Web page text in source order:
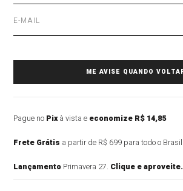
Pague no Pixà vista e economize R$ 14,85
Frete Grátis a partir de R$ 699 para todo o Brasil
Lançamento Primavera 27. Clique e aproveite.